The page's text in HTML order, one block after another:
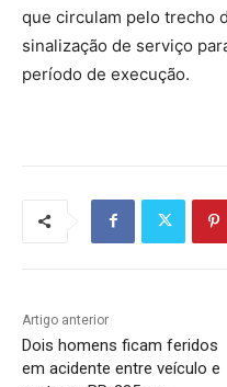
que circulam pelo trecho
sinalização de serviço
período de execução.
Artigo anterior
Dois homens ficam feridos
em acidente entre veículo e